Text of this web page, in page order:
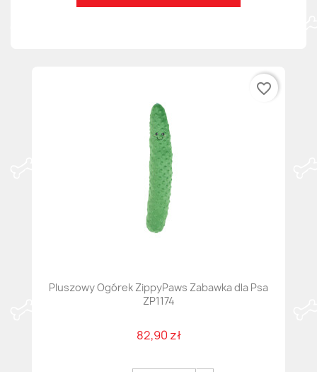
Pluszowy Ogórek ZippyPaws Zabawka dla Psa
ZP1174
82,90 zł
favorite_border